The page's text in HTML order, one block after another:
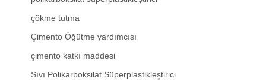
çökme tutma
Çimento Öğütme yardımcısı
çimento katkı maddesi
Sıvı Polikarboksilat Süperplastikleştirici